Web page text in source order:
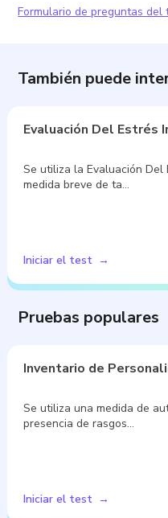
Formulario de preguntas del
También puede
Evaluación Del Estrés
Se utiliza la Evaluación Del
medida breve de ta…
Iniciar el test
Pruebas populares
Inventario de
Se utiliza una medida de
presencia de rasgos…
Iniciar el test